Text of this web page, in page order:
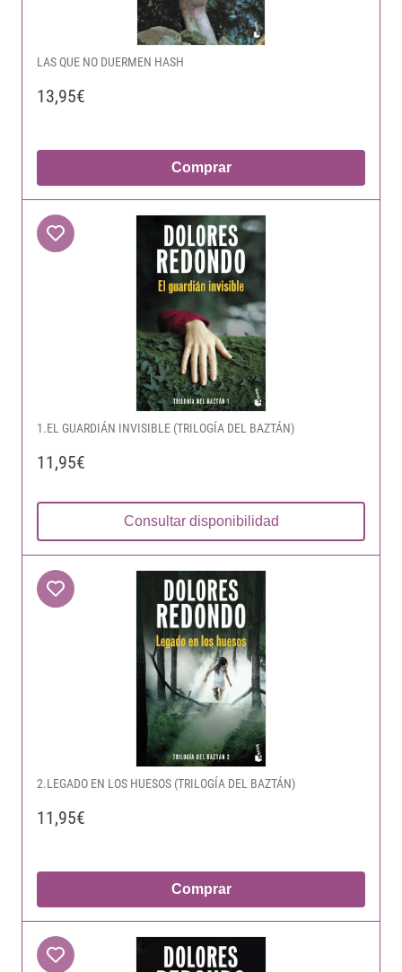
LAS QUE NO DUERMEN HASH
13,95€
Comprar
1.EL GUARDIÁN INVISIBLE (TRILOGÍA DEL BAZTÁN)
11,95€
Consultar disponibilidad
2.LEGADO EN LOS HUESOS (TRILOGÍA DEL BAZTÁN)
11,95€
Comprar